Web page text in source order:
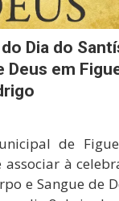
Dia do
Deus em
de
associar à
e Sangue de